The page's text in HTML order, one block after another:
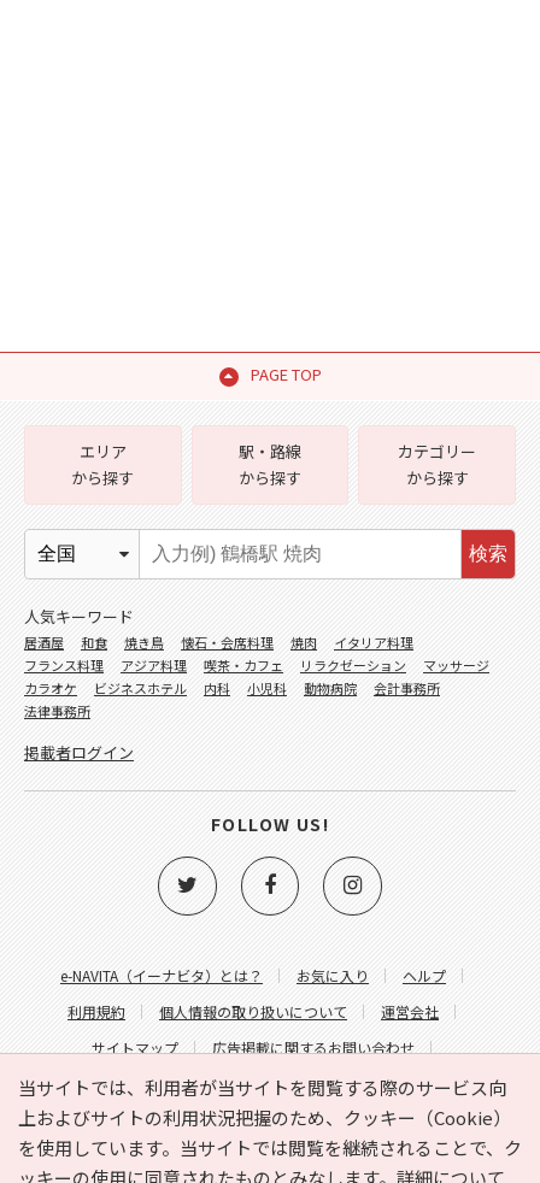
PAGE TOP
当サイトでは、利用者が当サイトを閲覧する際のサービス向
上およびサイトの利用状況把握のため、クッキー（Cookie）
を使用しています。当サイトでは閲覧を継続されることで、ク
ッキーの使用に同意されたものとみなします。詳細について
e-NAVITA（イーナビタ）とは？ お気に入り
ヘルプ
利用規約
個人情報の取り扱いについて
運営会社
サイトマップ
広告掲載に関するお問い合わせ
サイトの内容に関するお問い合わせ
エリア
から探す
駅・路線
から探す
カテゴリー
から探す
検索
人気キーワード
居酒屋 和食 焼き鳥 懐石・会席料理 焼肉
イタリア料理
フランス料理
アジア料理 喫茶・カフェ リラクゼーション
マッサージ
カラオケ
ビジネスホテル 内科 小児科 動物病院
会計事務所
法律事務所
掲載者ログイン
FOLLOW US!